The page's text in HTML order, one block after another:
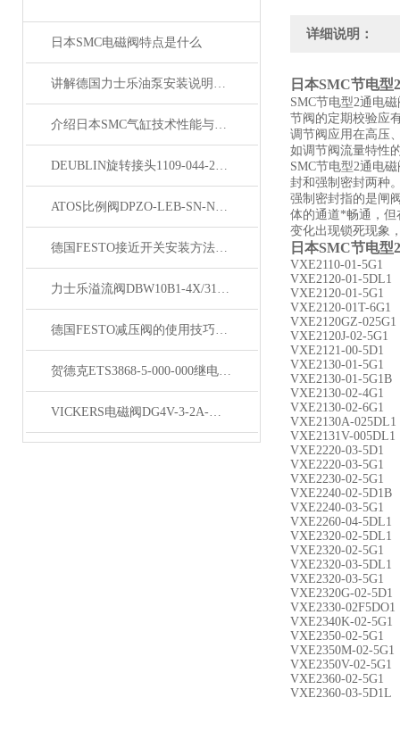
日本SMC电磁阀特点是什么
讲解德国力士乐油泵安装说明与细节维修方法
介绍日本SMC气缸技术性能与使用方法
DEUBLIN旋转接头1109-044-212参数
ATOS比例阀DPZO-LEB-SN-NP-271-L5/I现货
德国FESTO接近开关安装方法与选型参数
力士乐溢流阀DBW10B1-4X/315CG24N9K4 特点
德国FESTO减压阀的使用技巧与安装方法
贺德克ETS3868-5-000-000继电器参数
VICKERS电磁阀DG4V-3-2A-M-U-H7-60参数
详细说明：
日本SMC节电
SMC节电型2通电
节阀的定期校验应
调节阀应用在高压
如调节阀流量特性
SMC节电型2通电
封和强制密封两种
强制密封指的是闸
体的通道*畅通，但
变化出现锁死现象
日本SMC节电
VXE2110-01-5G1
VXE2120-01-5DL1
VXE2120-01-5G1
VXE2120-01T-6G1
VXE2120GZ-025G1
VXE2120J-02-5G1
VXE2121-00-5D1
VXE2130-01-5G1
VXE2130-01-5G1B
VXE2130-02-4G1
VXE2130-02-6G1
VXE2130A-025DL1
VXE2131V-005DL1
VXE2220-03-5D1
VXE2220-03-5G1
VXE2230-02-5G1
VXE2240-02-5D1B
VXE2240-03-5G1
VXE2260-04-5DL1
VXE2320-02-5DL1
VXE2320-02-5G1
VXE2320-03-5DL1
VXE2320-03-5G1
VXE2320G-02-5D1
VXE2330-02F5DO1
VXE2340K-02-5G1
VXE2350-02-5G1
VXE2350M-02-5G1
VXE2350V-02-5G1
VXE2360-02-5G1
VXE2360-03-5D1L